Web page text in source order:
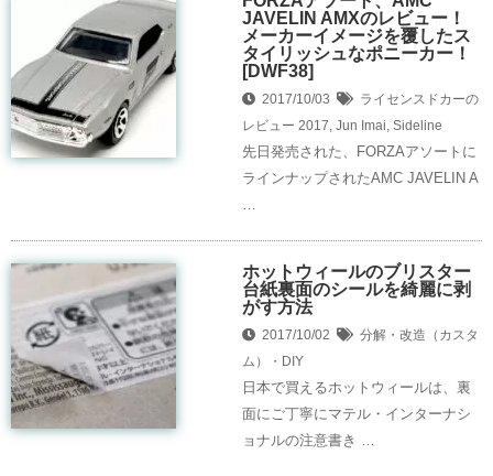
JAVELIN AMXのレビュー！
メーカーイメージを覆したス
タイリッシュなポニーカー！
[DWF38]
2017/10/03
ライセンスドカーの
レビュー 2017 Jun Imai Sideline
先日発売された、FORZAアソートに
ラインナップされたAMC JAVELIN A
ホットウィールのブリスター
台紙裏面のシールを綺麗に剥
がす方法
2017/10/02
分解・改造（カスタ
ム）・DIY
日本で買えるホットウィールは、裏
面にご丁寧にマテル・インターナシ
ョナルの注意書き …